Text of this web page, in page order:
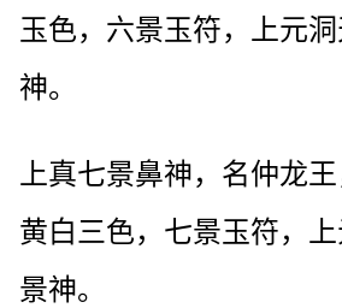
玉色，六景玉符，上元
神。
上真七景鼻神，名仲龙
黄白三色，七景玉符，
景神。